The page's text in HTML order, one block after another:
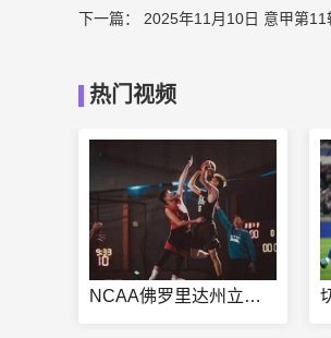
下一篇： 2025年11月10日 意甲第
热门视频
NCAA佛罗里达州立大学vs达顿大学直播